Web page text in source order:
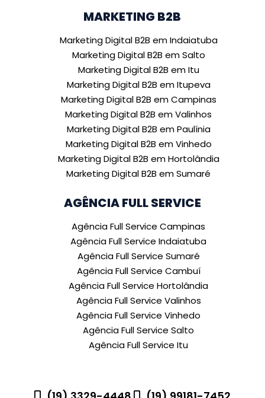
MARKETING B2B
Marketing Digital B2B em Indaiatuba
Marketing Digital B2B em Salto
Marketing Digital B2B em Itu
Marketing Digital B2B em Itupeva
Marketing Digital B2B em Campinas
Marketing Digital B2B em Valinhos
Marketing Digital B2B em Paulínia
Marketing Digital B2B em Vinhedo
Marketing Digital B2B em Hortolândia
Marketing Digital B2B em Sumaré
AGÊNCIA FULL SERVICE
Agência Full Service Campinas
Agência Full Service Indaiatuba
Agência Full Service Sumaré
Agência Full Service Cambuí
Agência Full Service Hortolândia
Agência Full Service Valinhos
Agência Full Service Vinhedo
Agência Full Service Salto
Agência Full Service Itu